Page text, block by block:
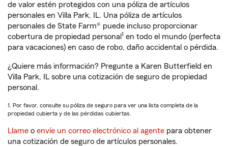
de valor estén protegidos con una póliza de artículos
personales en Villa Park, IL. Una póliza de artículos
personales de State Farm® puede incluso proporcionar
cobertura de propiedad personal 1 en todo el mundo (perfecta
para vacaciones) en caso de robo, daño accidental o pérdida.
¿Quiere más información? Pregunte a Karen Butterfield en
Villa Park, IL sobre una cotización de seguro de propiedad
personal.
1. Por favor, consulte su póliza de seguro para ver una lista completa de la
propiedad cubierta y de las pérdidas cubiertas.
Llame o envíe un correo electrónico al agente para obtener
una cotización de seguro de artículos personales.